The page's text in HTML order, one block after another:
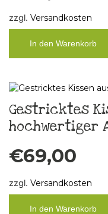
zzgl. Versandkosten
In den Warenkorb
Gestricktes
hochwertiger
€69,00
zzgl. Versandkosten
In den Warenkorb